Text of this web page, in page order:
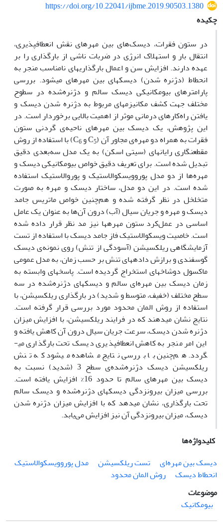
https://doi.org/10.22041/ijbme.2019.90503.1380
چکیده
در ستون فقرات، دیسک‌های بین مهره­ای نقش انعطاف­پذیری،
انتقال بار و استهلاک انرژی در ضربات ناشی از بارگذاری را بر
عهده دارند. افزایش سن و اعمال بارگذاری­های نامناسب منجر به
انحطاط (دژنره شدن) دیسک­های بین مهره­ای می­شود. بررسی
پارامترهای بیومکانیکی دیسک سالم و دژنره‌شده در سطوح
مختلف جهت کشف مکانیزم­های مربوط به دژنره شدن دیسک و
یافتن راه‌کارهای درمانی موثر از اهمیت بالایی برخوردار است. در
این پژوهش، یک دیسک بین مهره­ای ناحیه‌ی گردنی ستون
فقرات به همراه دو مهره‌ی مجاور آن (C5 و C6 ) با استفاده از روش
مقطع­نگاری رایانه­ای (سی­تی اسکن) به یک مدل سه‌بعدی دقیق
تبدیل شده است. برای تعریف دقیق خواص بیومکانیکی دیسک و
مهره‌ها از دو مدل پوروویسکوالاستیک و پوروالاستیک استفاده
شده است. در این دو مدل، ساختار دیسک و مهره به صورت
متخلخل در نظر گرفته شده و هم‌چنین خواص ماتریس جامد
دیسک و مهره و جریان سیال (آب) درون آن‌ها به عنوان یک عامل
اساسی در عمل‌کرد ستون مهره­ها نیز مد نظر قرار داده شده
است. خاصیت ویسکوالاستیک فاز جامد دیسک با استفاده از تست
آزمایشگاهی ریلکسیشن (آسودگی از تنش) روی نمونه‌ی دیسک
گوسفندی و برازش داده­های تنش بر حسب زمان، به مدل عمومی
ماکسول دوشاخه­ای استخراج گردیده است. پاسخ­های وابسته به
زمان دیسک بین مهره‌ای سالم و دیسک­های دژنره‌شده در سه
سطح مختلف (خفیف، متوسط و شدید) در بارگذاری ریلکسیشن، با
استفاده از روش المان محدود مورد بررسی قرار گرفته است.
نتایج نشان می­دهند که در فرایند ریلکسیشن، با افزایش میزان
دژنره شدن دیسک، سرعت جریان سیال درون آن کاهش یافته و
این امر منجر به کاهش انعطاف­پذیری دیسک تحت بارگذاری می­
گردد. هم‌چنین با بررسی نتایج مشاهده می­شود که تنش
ریلکسیشن دیسک­ دژنره‌شده‌ی سطح 3 (شدید) نسبت به
دیسک بین مهره­­ای سالم تا حدود 16% افزایش یافته است.
بررسی میزان بیرون­زدگی دیسک­های دژنره‌شده و دیسک سالم
تحت بارگذاری، نشان می­دهد که با افزایش میزان دژنره شدن
دیسک، میزان بیرون­زدگی آن نیز افزایش می‌یابد.
کلیدواژه‌ها
دیسک بین مهره‌ای
تست ریلکسیشن
مدل پوروویسکوالاستیک
انحطاط دیسک
روش المان محدود
موضوعات
بیومکانیک